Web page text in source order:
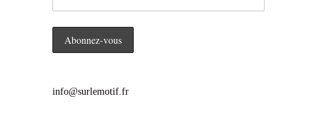
info@surlemotif.fr